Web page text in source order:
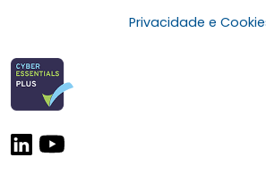
Privacidade e